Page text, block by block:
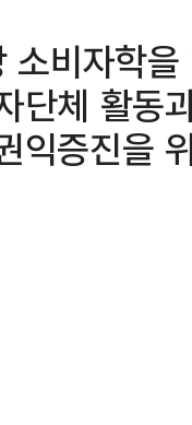
비자학
단체 활동
익증진을